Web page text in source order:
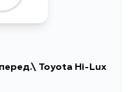
837
Toyota Hi-Lux